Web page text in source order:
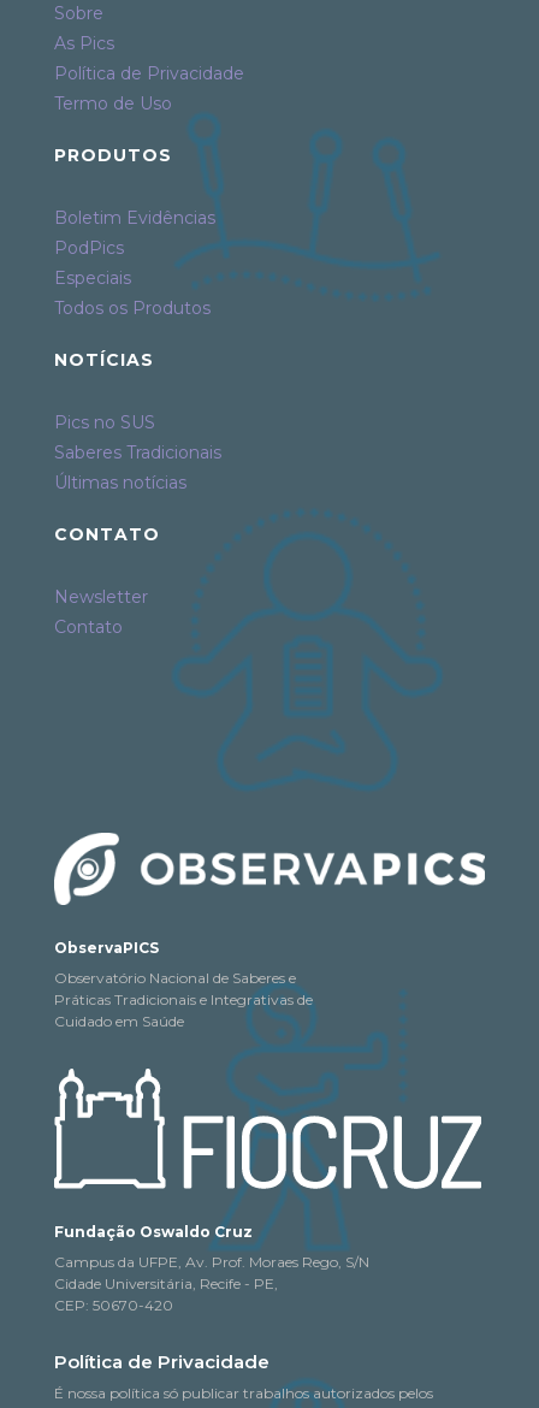
Sobre
As Pics
Política de Privacidade
Termo de Uso
PRODUTOS
Boletim Evidências
PodPics
Especiais
Todos os Produtos
NOTÍCIAS
Pics no SUS
Saberes Tradicionais
Últimas notícias
CONTATO
Newsletter
Contato
ObservaPICS
Observatório Nacional de Saberes e
Práticas Tradicionais e Integrativas de
Cuidado em Saúde
Fundação Oswaldo Cruz
Campus da UFPE, Av. Prof. Moraes Rego, S/N
Cidade Universitária, Recife - PE,
CEP: 50670-420
Política de Privacidade
É nossa política só publicar trabalhos autorizados pelos